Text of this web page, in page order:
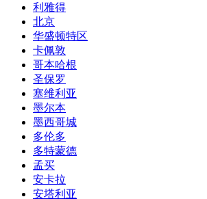
利雅得
北京
华盛顿特区
卡佩敦
哥本哈根
圣保罗
塞维利亚
墨尔本
墨西哥城
多伦多
多特蒙德
孟买
安卡拉
安塔利亚